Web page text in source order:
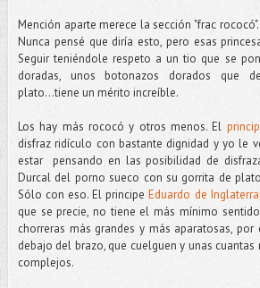
Mención aparte merece la sección "frac
Nunca pensé que diría esto, pero esas
Seguir teniéndole respeto a un tio que se
doradas, unos botonazos dorados que
plato...tiene un mérito increíble.
Los hay más rococó y otros menos. El
disfraz ridículo con bastante dignidad y yo le
estar pensando en las posibilidad de
Durcal del porno sueco con su gorrita de
Sólo con eso. El principeEduardo de Inglaterra
que se precie, no tiene el más mínimo
chorreras más grandes y más aparatosas,
debajo del brazo, que cuelguen y unas
complejos.